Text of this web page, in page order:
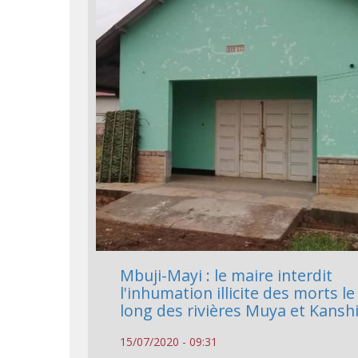
Mbuji-Mayi : le maire interdit
l'inhumation illicite des morts le
long des rivières Muya et
15/07/2020 - 09:31